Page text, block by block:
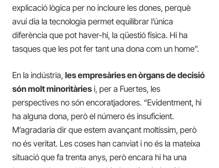
explicació lògica per no incloure les dones, perquè
avui dia la tecnologia permet equilibrar l’única
diferència que pot haver-hi, la qüestió física. Hi ha
tasques que les pot fer tant una dona com un home”.
En la indústria, les empresàries en òrgans de decisió
són molt minoritàries i, per a Fuertes, les
perspectives no són encoratjadores. “Evidentment, hi
ha alguna dona, però el número és insuficient.
M’agradaria dir que estem avançant moltíssim, però
no és veritat. Les coses han canviat i no és la mateixa
situació que fa trenta anys, però encara hi ha una